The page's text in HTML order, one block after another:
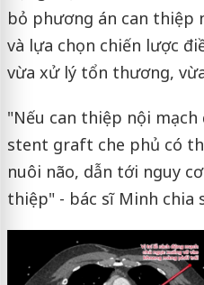
bỏ phương án can thiệp
và lựa chọn chiến lược
vừa xử lý tổn thương,
"Nếu can thiệp nội
stent graft che phủ có
nuôi não, dẫn tới nguy
thiệp" - bác sĩ Minh chia